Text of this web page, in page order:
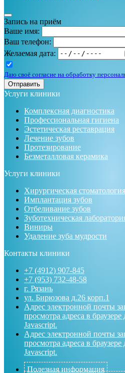
Запись на приём
Ваше имя:
Ваш телефон:
Желаемая дата:
Даю своё согласие на обработку
Отправить
Услуги клиники
Комплексная диагностика
Профессиональная гигиена
Эстетическая реставрация
Лечение зубов
Протезирование
Безметалловая керамика
Услуги клиники
Хирургическая стоматология
Имплантация зубов
Отбеливание зубов
Зуботехническая
Виниры
Удаление зуба мудрости
Контакты клиники
+7 (4912) 907-845
+7 (953) 732-48-58
г. Рязань
ул. Бирюзова д.26 корп.1
Адрес электронной почты
просмотра адреса в
Javascript.
Адрес электронной почты
просмотра адреса в
Javascript.
Полезная информация